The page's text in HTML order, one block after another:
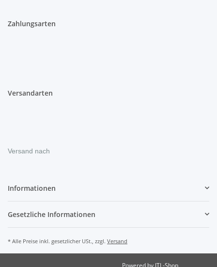
Zahlungsarten
Versandarten
Versand nach
Informationen
Gesetzliche Informationen
* Alle Preise inkl. gesetzlicher USt., zzgl. Versand
Powered by JTL-Shop